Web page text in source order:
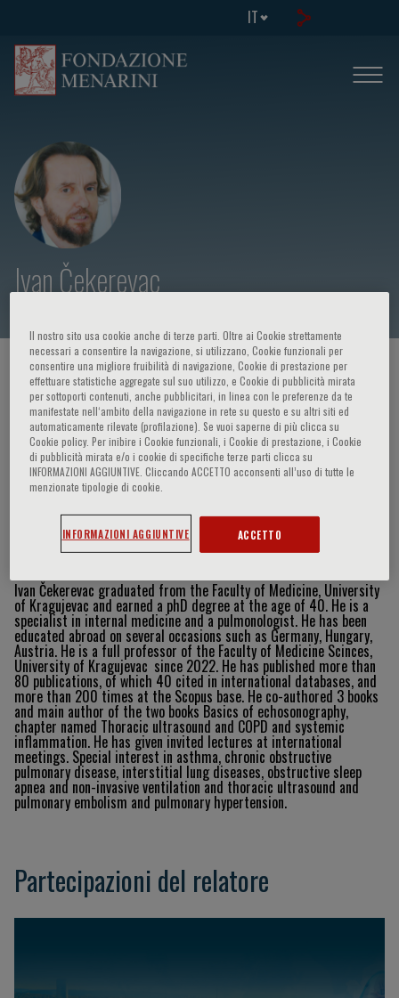
IT
Ivan Čekerevac
HOME PAGE / CORSI ED EVENTI / RELATORE
Ivan Čekerevac
Curriculum Vitae
Ivan Čekerevac graduated from the Faculty of Medicine, University
of Kragujevac and earned a phD degree at the age of 40. He is a
specialist in internal medicine and a pulmonologist. He has been
educated abroad on several occasions such as Germany, Hungary,
Austria. He is a full professor of the Faculty of Medicine Scinces,
University of Kragujevac since 2022. He has published more than
80 publications, of which 40 cited in international databases, and
more than 200 times at the Scopus base. He co-authored 3 books
and main author of the two books Basics of echosonography,
chapter named Thoracic ultrasound and COPD and systemic
inflammation. He has given invited lectures at international
meetings. Special interest in asthma, chronic obstructive
pulmonary disease, interstitial lung diseases, obstructive sleep
apnea and non-invasive ventilation and thoracic ultrasound and
pulmonary embolism and pulmonary hypertension.
Partecipazioni del relatore
Il nostro sito usa cookie anche di terze parti. Oltre ai Cookie strettamente
necessari a consentire la navigazione, si utilizzano, Cookie funzionali per
consentire una migliore fruibilità di navigazione, Cookie di prestazione per
effettuare statistiche aggregate sul suo utilizzo, e Cookie di pubblicità mirata
per sottoporti contenuti, anche pubblicitari, in linea con le preferenze da te
manifestate nell‘ambito della navigazione in rete su questo e su altri siti ed
automaticamente rilevate (profilazione). Se vuoi saperne di più clicca su
Cookie policy. Per inibire i Cookie funzionali, i Cookie di prestazione, i Cookie
di pubblicità mirata e/o i cookie di specifiche terze parti clicca su
INFORMAZIONI AGGIUNTIVE. Cliccando ACCETTO acconsenti all’uso di tutte le
menzionate tipologie di cookie.
INFORMAZIONI AGGIUNTIVE ACCETTO